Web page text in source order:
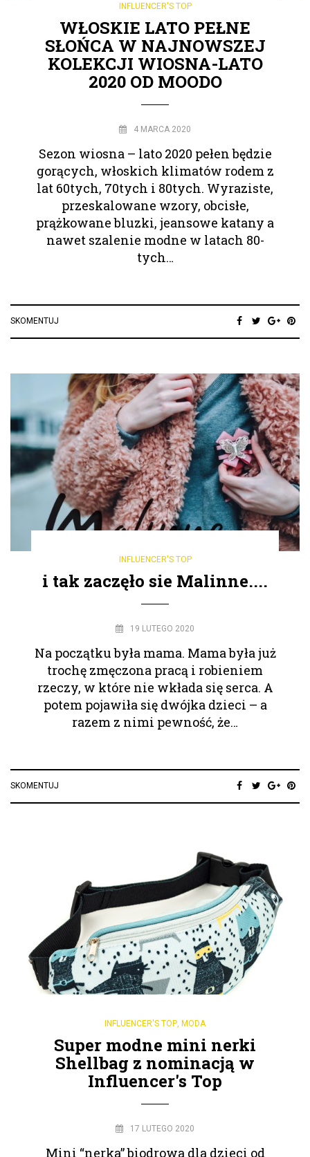
INFLUENCER'S TOP
WŁOSKIE LATO PEŁNE
SŁOŃCA W NAJNOWSZEJ
KOLEKCJI WIOSNA-LATO
2020 OD MOODO
4 MARCA 2020
Sezon wiosna – lato 2020 pełen będzie
gorących, włoskich klimatów rodem z
lat 60tych, 70tych i 80tych. Wyraziste,
przeskalowane wzory, obcisłe,
prążkowane bluzki, jeansowe katany a
nawet szalenie modne w latach 80-
tych…
SKOMENTUJ
INFLUENCER'S TOP
i tak zaczęło sie Malinne....
19 LUTEGO 2020
Na początku była mama. Mama była już
trochę zmęczona pracą i robieniem
rzeczy, w które nie wkłada się serca. A
potem pojawiła się dwójka dzieci – a
razem z nimi pewność, że…
SKOMENTUJ
INFLUENCER'S TOP, MODA
Super modne mini nerki
Shellbag z nominacją w
Influencer's Top
17 LUTEGO 2020
Mini “nerka” biodrowa dla dzieci od